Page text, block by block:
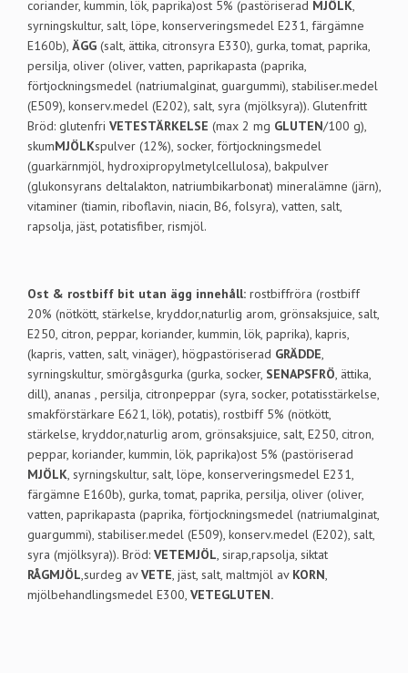
coriander, kummin, lök, paprika)ost 5% (pastöriserad MJÖLK,
syrningskultur, salt, löpe, konserveringsmedel E231, färgämne
E160b), ÄGG (salt, ättika, citronsyra E330), gurka, tomat, paprika,
persilja, oliver (oliver, vatten, paprikapasta (paprika,
förtjockningsmedel (natriumalginat, guargummi), stabiliser.medel
(E509), konserv.medel (E202), salt, syra (mjölksyra)). Glutenfritt
Bröd: glutenfri VETESTÄRKELSE (max 2 mg GLUTEN/100 g),
skumMJÖLKspulver (12%), socker, förtjockningsmedel
(guarkärnmjöl, hydroxipropylmetylcellulosa), bakpulver
(glukonsyrans deltalakton, natriumbikarbonat) mineralämne (järn),
vitaminer (tiamin, riboflavin, niacin, B6, folsyra), vatten, salt,
rapsolja, jäst, potatisfiber, rismjöl.
Ost & rostbiff bit utan ägg innehåll: rostbiffröra (rostbiff
20% (nötkött, stärkelse, kryddor,naturlig arom, grönsaksjuice, salt,
E250, citron, peppar, koriander, kummin, lök, paprika), kapris,
(kapris, vatten, salt, vinäger), högpastöriserad GRÄDDE,
syrningskultur, smörgåsgurka (gurka, socker, SENAPSFRÖ, ättika,
dill), ananas , persilja, citronpeppar (syra, socker, potatisstärkelse,
smakförstärkare E621, lök), potatis), rostbiff 5% (nötkött,
stärkelse, kryddor,naturlig arom, grönsaksjuice, salt, E250, citron,
peppar, koriander, kummin, lök, paprika)ost 5% (pastöriserad
MJÖLK, syrningskultur, salt, löpe, konserveringsmedel E231,
färgämne E160b), gurka, tomat, paprika, persilja, oliver (oliver,
vatten, paprikapasta (paprika, förtjockningsmedel (natriumalginat,
guargummi), stabiliser.medel (E509), konserv.medel (E202), salt,
syra (mjölksyra)). Bröd: VETEMJÖL, sirap,rapsolja, siktat
RÅGMJÖL,surdeg avVETE, jäst, salt, maltmjöl av KORN,
mjölbehandlingsmedel E300, VETEGLUTEN.